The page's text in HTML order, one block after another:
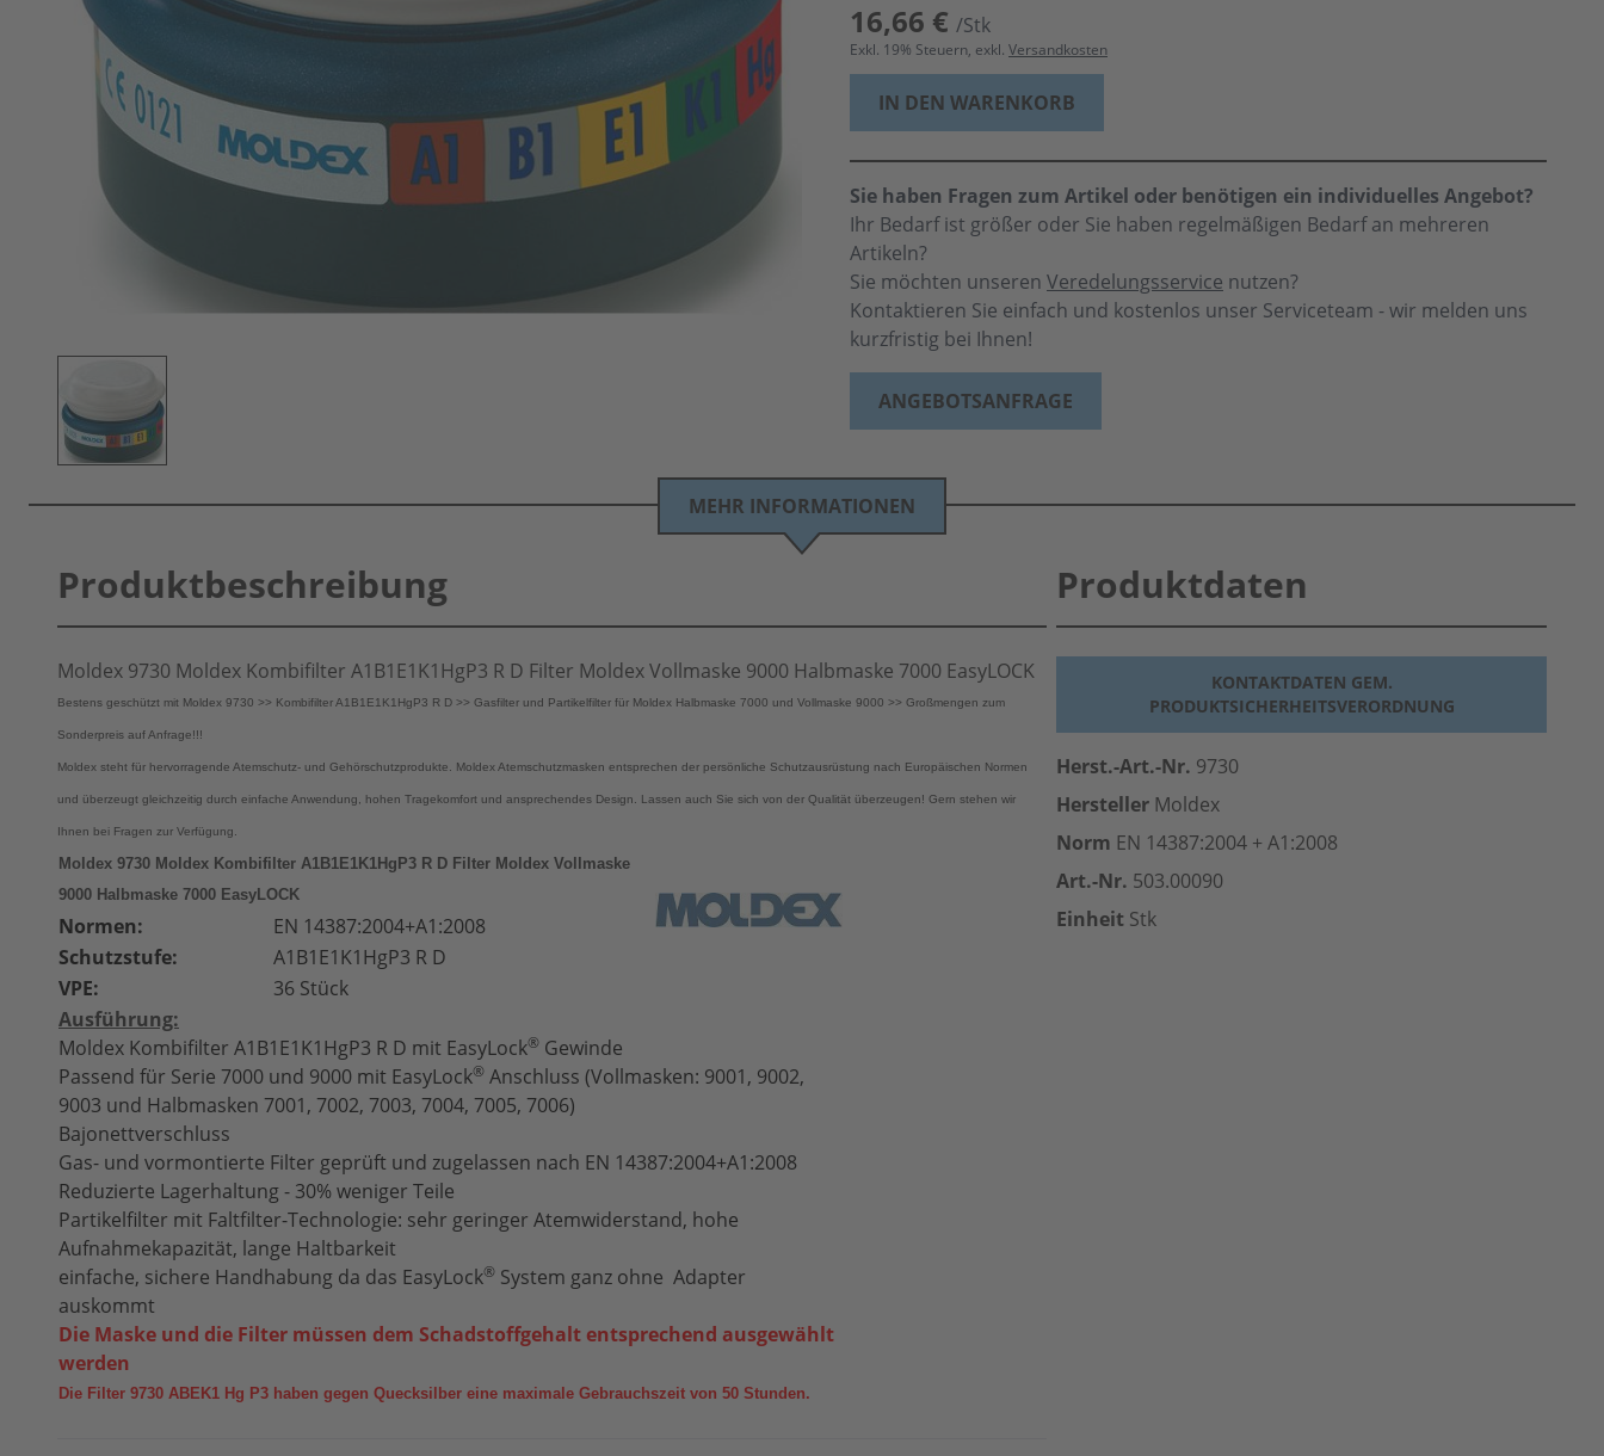
16,66 € /Stk
Exkl. 19% Steuern, exkl. Versandkosten
IN DEN WARENKORB
Sie haben Fragen zum Artikel oder benötigen ein individuelles Angebot?
Ihr Bedarf ist größer oder Sie haben regelmäßigen Bedarf an mehreren
Artikeln?
Sie möchten unseren Veredelungsservice nutzen?
Kontaktieren Sie einfach und kostenlos unser Serviceteam - wir melden uns
kurzfristig bei Ihnen!
ANGEBOTSANFRAGE
MEHR INFORMATIONEN
Produktbeschreibung
Moldex 9730 Moldex Kombifilter A1B1E1K1HgP3 R D Filter Moldex Vollmaske 9000 Halbmaske 7000 EasyLOCK
Bestens geschützt mit Moldex 9730 >> Kombifilter A1B1E1K1HgP3 R D >> Gasfilter und Partikelfilter für Moldex Halbmaske 7000 und Vollmaske 9000 >> Großmengen zum
Sonderpreis auf Anfrage!!!
Moldex steht für hervorragende Atemschutz- und Gehörschutzprodukte. Moldex Atemschutzmasken entsprechen der persönliche Schutzausrüstung nach Europäischen Normen
und überzeugt gleichzeitig durch einfache Anwendung, hohen Tragekomfort und ansprechendes Design. Lassen auch Sie sich von der Qualität überzeugen! Gern stehen wir
Ihnen bei Fragen zur Verfügung.
Moldex 9730 Moldex Kombifilter A1B1E1K1HgP3 R D Filter Moldex Vollmaske
9000 Halbmaske 7000 EasyLOCK
Normen:
EN 14387:2004+A1:2008
Schutzstufe:
A1B1E1K1HgP3 R D
VPE:
36 Stück
Ausführung:
Moldex Kombifilter A1B1E1K1HgP3 R D mit EasyLock® Gewinde
Passend für Serie 7000 und 9000 mit EasyLock® Anschluss (Vollmasken: 9001, 9002,
9003 und Halbmasken 7001, 7002, 7003, 7004, 7005, 7006)
Bajonettverschluss
Gas- und vormontierte Filter geprüft und zugelassen nach EN 14387:2004+A1:2008
Reduzierte Lagerhaltung - 30% weniger Teile
Partikelfilter mit Faltfilter-Technologie: sehr geringer Atemwiderstand, hohe
Aufnahmekapazität, lange Haltbarkeit
einfache, sichere Handhabung da das EasyLock® ­System ganz ohne Adapter
auskommt
Die Maske und die Filter müssen dem Schadstoffgehalt entsprechend ausgewählt
werden
Die Filter 9730 ABEK1 Hg P3 haben gegen Quecksilber eine maximale Gebrauchszeit von 50 Stunden.
Produktdaten
KONTAKTDATEN GEM.
PRODUKTSICHERHEITSVERORDNUNG
Herst.-Art.-Nr. 9730
Hersteller Moldex
Norm EN 14387:2004 + A1:2008
Art.-Nr. 503.00090
Einheit Stk